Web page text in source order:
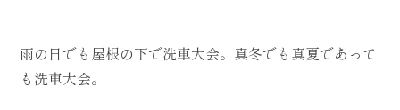
雨の日でも屋根の下で洗車大会。真冬でも真夏であって
も洗車大会。